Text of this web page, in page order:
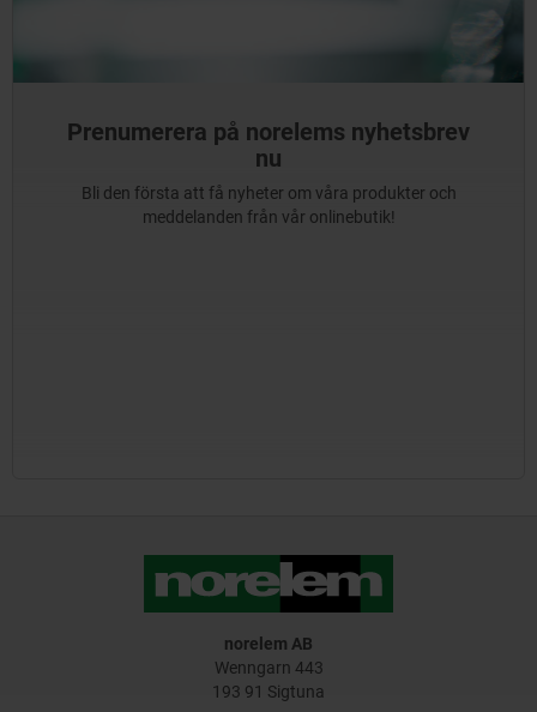
Prenumerera på norelems nyhetsbrev
nu
Bli den första att få nyheter om våra produkter och
meddelanden från vår onlinebutik!
norelem AB
Wenngarn 443
193 91 Sigtuna